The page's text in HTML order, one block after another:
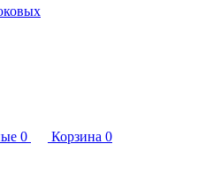
0 Корзина 0